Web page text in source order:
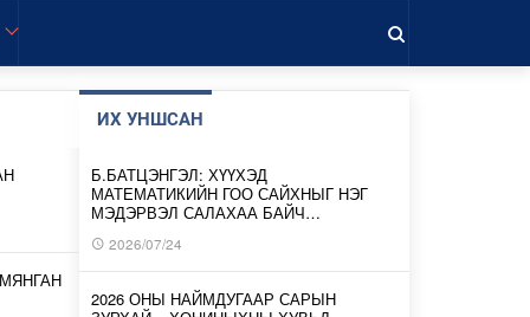
ИХ УНШСАН
Б.БАТЦЭНГЭЛ: ХҮҮХЭД
МАТЕМАТИКИЙН ГОО САЙХНЫГ НЭГ
МЭДЭРВЭЛ САЛАХАА БАЙЧ…
2026/07/24
2026 ОНЫ НАЙМДУГААР САРЫН